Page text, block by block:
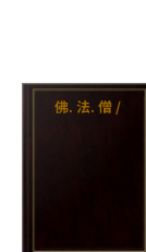
佛. 法. 僧 /